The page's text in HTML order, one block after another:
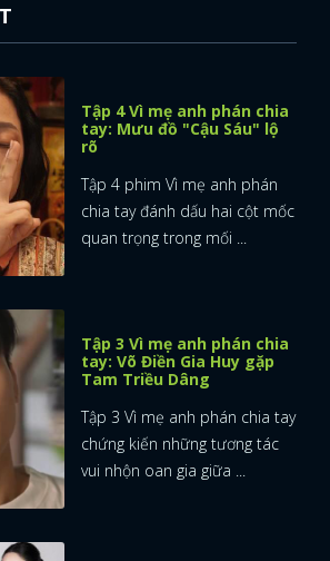
NHẬP
Tập 4 Vì mẹ anh phán chia
tay: Mưu đồ "Cậu Sáu" lộ
rõ
Tập 4 phim Vì mẹ anh phán
chia tay đánh dấu hai cột mốc
quan trọng trong mối ...
Tập 3 Vì mẹ anh phán chia
tay: Võ Điền Gia Huy gặp
Tam Triều Dâng
Tập 3 Vì mẹ anh phán chia tay
chứng kiến những tương tác
vui nhộn oan gia giữa ...